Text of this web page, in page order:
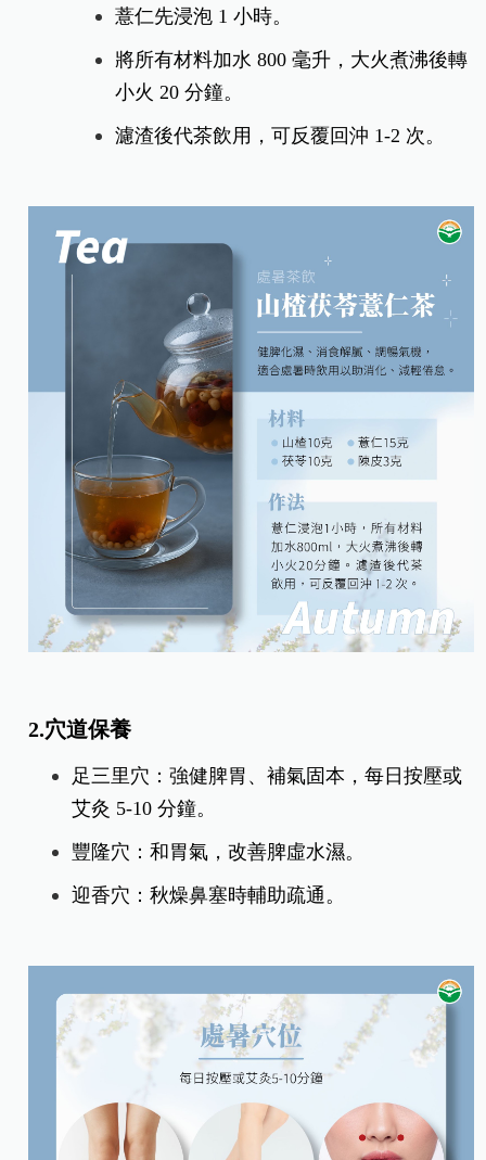
薏仁先浸泡 1 小時。
將所有材料加水 800 毫升，大火煮沸後轉
小火 20 分鐘。
濾渣後代茶飲用，可反覆回沖 1-2 次。
2.穴道保養
足三里穴：強健脾胃、補氣固本，每日按壓或
艾灸 5-10 分鐘。
豐隆穴：和胃氣，改善脾虛水濕。
迎香穴：秋燥鼻塞時輔助疏通。